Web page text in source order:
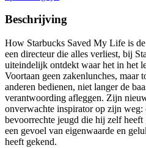
Beschrijving
How Starbucks Saved My Life is
een directeur die alles verliest, bij
uiteindelijk ontdekt waar het in het
Voortaan geen zakenlunches, maar
anderen bedienen, niet langer de
verantwoording afleggen. Zijn
onverwachte inspirator op zijn weg:
bevoorrechte jeugd die hij zelf
een gevoel van eigenwaarde en
heeft gekend.